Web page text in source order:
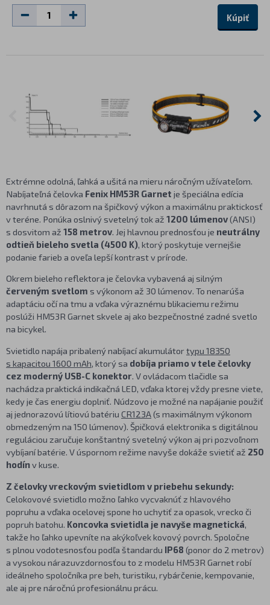
Kúpiť
Extrémne odolná, ľahká a ušitá na mieru náročným užívateľom.
Nabíjateľná čelovka Fenix HM53R Garnet je špeciálna edícia
navrhnutá s dôrazom na špičkový výkon a maximálnu praktickosť
v teréne. Ponúka oslnivý svetelný tok až 1200 lúmenov(ANSI)
s dosvitom až 158 metrov. Jej hlavnou prednosťou je neutrálny
odtieň bieleho svetla (4500 K), ktorý poskytuje vernejšie
podanie farieb a oveľa lepší kontrast v prírode.
Okrem bieleho reflektora je čelovka vybavená aj silným
červeným svetlom s výkonom až 30 lúmenov. To nenarúša
adaptáciu očí na tmu a vďaka výraznému blikaciemu režimu
poslúži HM53R Garnet skvele aj ako bezpečnostné zadné svetlo
na bicykel.
Svietidlo napája pribalený nabíjací akumulátortypu 18350
s kapacitou 1600 mAh, ktorý sa dobíja priamo v tele čelovky
cez moderný USB-C konektor. V ovládacom tlačidle sa
nachádza praktická indikačná LED, vďaka ktorej vždy presne viete,
kedy je čas energiu doplniť. Núdzovo je možné na napájanie použiť
aj jednorazovú lítiovú batériu CR123A(s maximálnym výkonom
obmedzeným na 150 lúmenov). Špičková elektronika s digitálnou
reguláciou zaručuje konštantný svetelný výkon aj pri pozvoľnom
vybíjaní batérie. V úspornom režime navyše dokáže svietiť až 250
hodínv kuse.
Z čelovky vreckovým svietidlom v priebehu sekundy:
Celokovové svietidlo možno ľahko vycvaknúť z hlavového
popruhu a vďaka ocelovej spone ho uchytiť za opasok, vrecko či
popruh batohu. Koncovka svietidla je navyše magnetická,
takže ho ľahko upevníte na akýkoľvek kovový povrch. Spoločne
s plnou vodotesnosťou podľa štandardu IP68 (ponor do 2 metrov)
a vysokou nárazuvzdornosťou to z modelu HM53R Garnet robí
ideálneho spoločníka pre beh, turistiku, rybárčenie, kempovanie,
ale aj pre náročnú profesionálnu prácu.